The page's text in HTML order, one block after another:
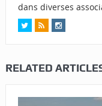
dans diverses
RELATED